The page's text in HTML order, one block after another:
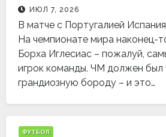
ИЮЛ 7, 2026
В матче с Португалией
На чемпионате мира наконец-
Борха Иглесиас – пожалуй,
игрок команды. ЧМ должен был
грандиозную бороду – и это…
ФУТБОЛ